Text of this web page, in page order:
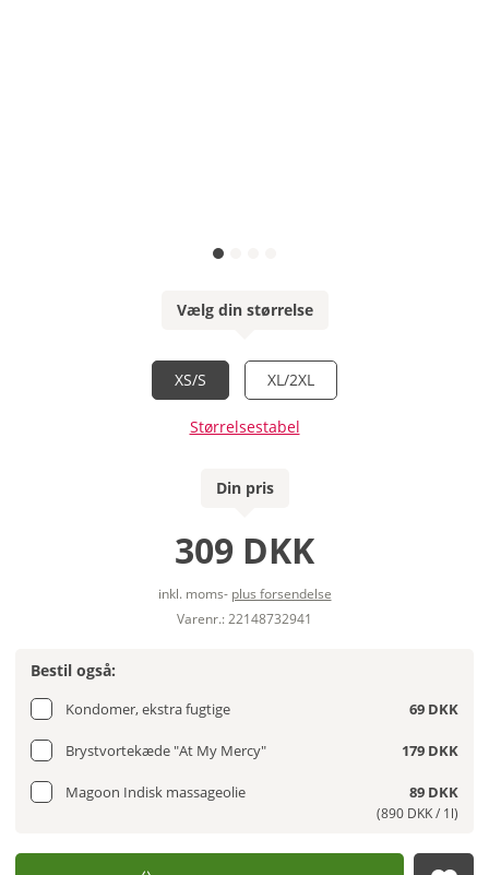
Vælg din størrelse
XS/S XL/2XL
Størrelsestabel
Din pris
309 DKK
inkl. moms- plus forsendelse
Varenr.: 22148732941
Bestil også:
Kondomer, ekstra fugtige 69 DKK
Brystvortekæde "At My Mercy" 179 DKK
Magoon Indisk massageolie 89 DKK
(890 DKK / 1l)